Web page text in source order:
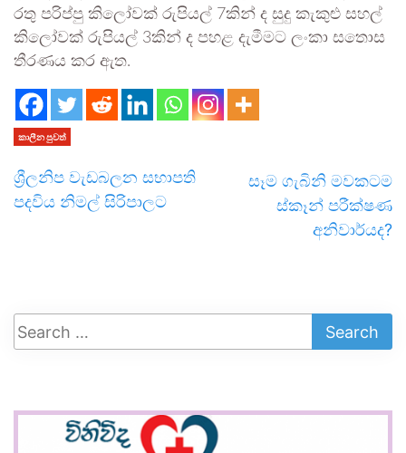
රතු පරිප්පු කිලෝවක් රුපියල් 7කින් ද සුදු කැකුළු සහල්
කිලෝවක් රුපියල් 3කින් ද පහළ දැමීමට ලංකා සතොස
තීරණය කර ඇත.
කාලීන පුවත්
ශ්‍රීලනිප වැඩබලන සභාපති
පදවිය නිමල් සිරිපාලට
සෑම ගැබිනි මවකටම
ස්කෑන් පරීක්ෂණ
අනිවාර්යද?